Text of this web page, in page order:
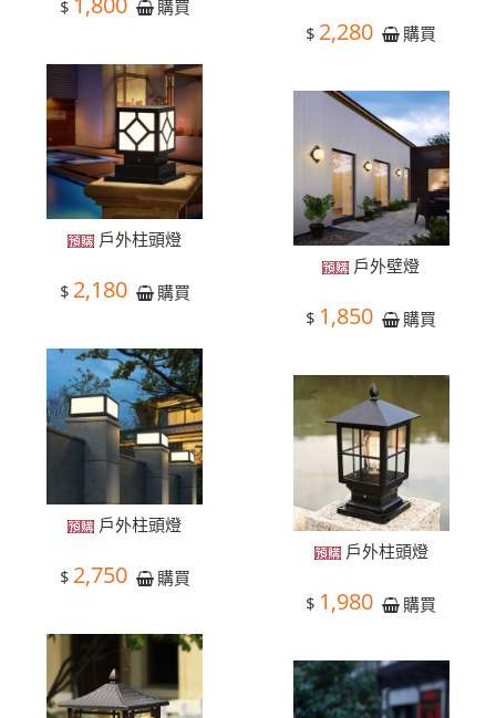
$
購買
$ 2,280 購買
戶外柱頭燈
$ 2,180 購買
戶外壁燈
$ 1,850 購買
戶外柱頭燈
$ 2,750 購買
戶外柱頭燈
$ 1,980 購買